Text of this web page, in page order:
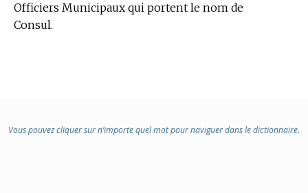
Officiers Municipaux qui portent le nom de
Consul.
Vous pouvez cliquer sur n’importe quel mot pour naviguer dans le dictionnaire.